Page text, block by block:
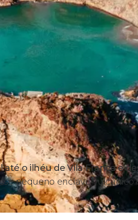
até o ilhéu de Vila Franca e
pequeno enclave vulcânico